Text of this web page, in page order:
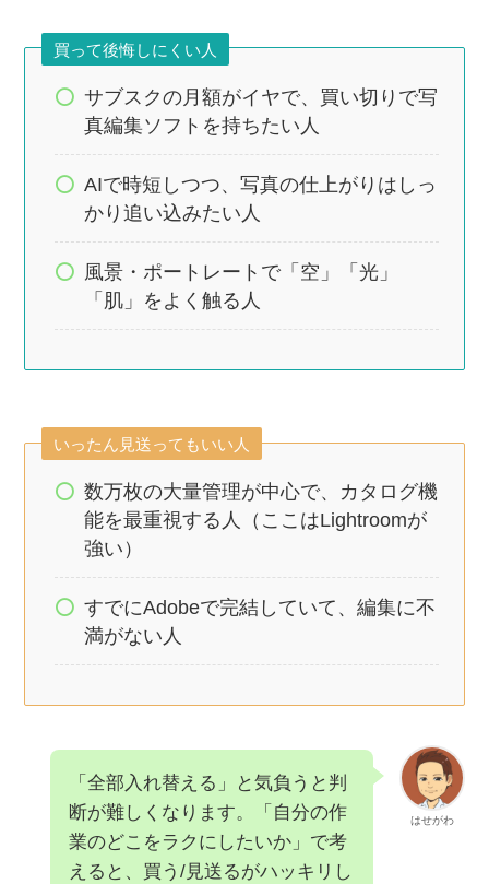
買って後悔しにくい人
サブスクの月額がイヤで、買い切りで写
真編集ソフトを持ちたい人
AIで時短しつつ、写真の仕上がりはしっ
かり追い込みたい人
風景・ポートレートで「空」「光」
「肌」をよく触る人
いったん見送ってもいい人
数万枚の大量管理が中心で、カタログ機
能を最重視する人（ここはLightroomが
強い）
すでにAdobeで完結していて、編集に不
満がない人
はせがわ
「全部入れ替える」と気負うと判
断が難しくなります。「自分の作
業のどこをラクにしたいか」で考
えると、買う/見送るがハッキリし